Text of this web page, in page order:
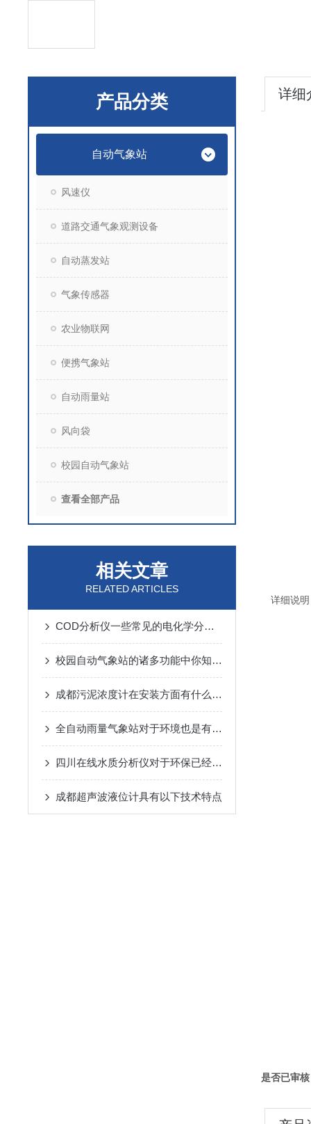
产品分类
自动气象站
风速仪
道路交通气象观测设备
自动蒸发站
气象传感器
农业物联网
便携气象站
自动雨量站
风向袋
校园自动气象站
查看全部产品
相关文章
RELATED ARTICLES
COD分析仪一些常见的电化学分析的方法和原理
校园自动气象站的诸多功能中你知晓几个呢？
成都污泥浓度计在安装方面有什么需要谨慎的
全自动雨量气象站对于环境也是有要求的
四川在线水质分析仪对于环保已经刻不容缓
成都超声波液位计具有以下技术特点
详细
详细说
是否已审